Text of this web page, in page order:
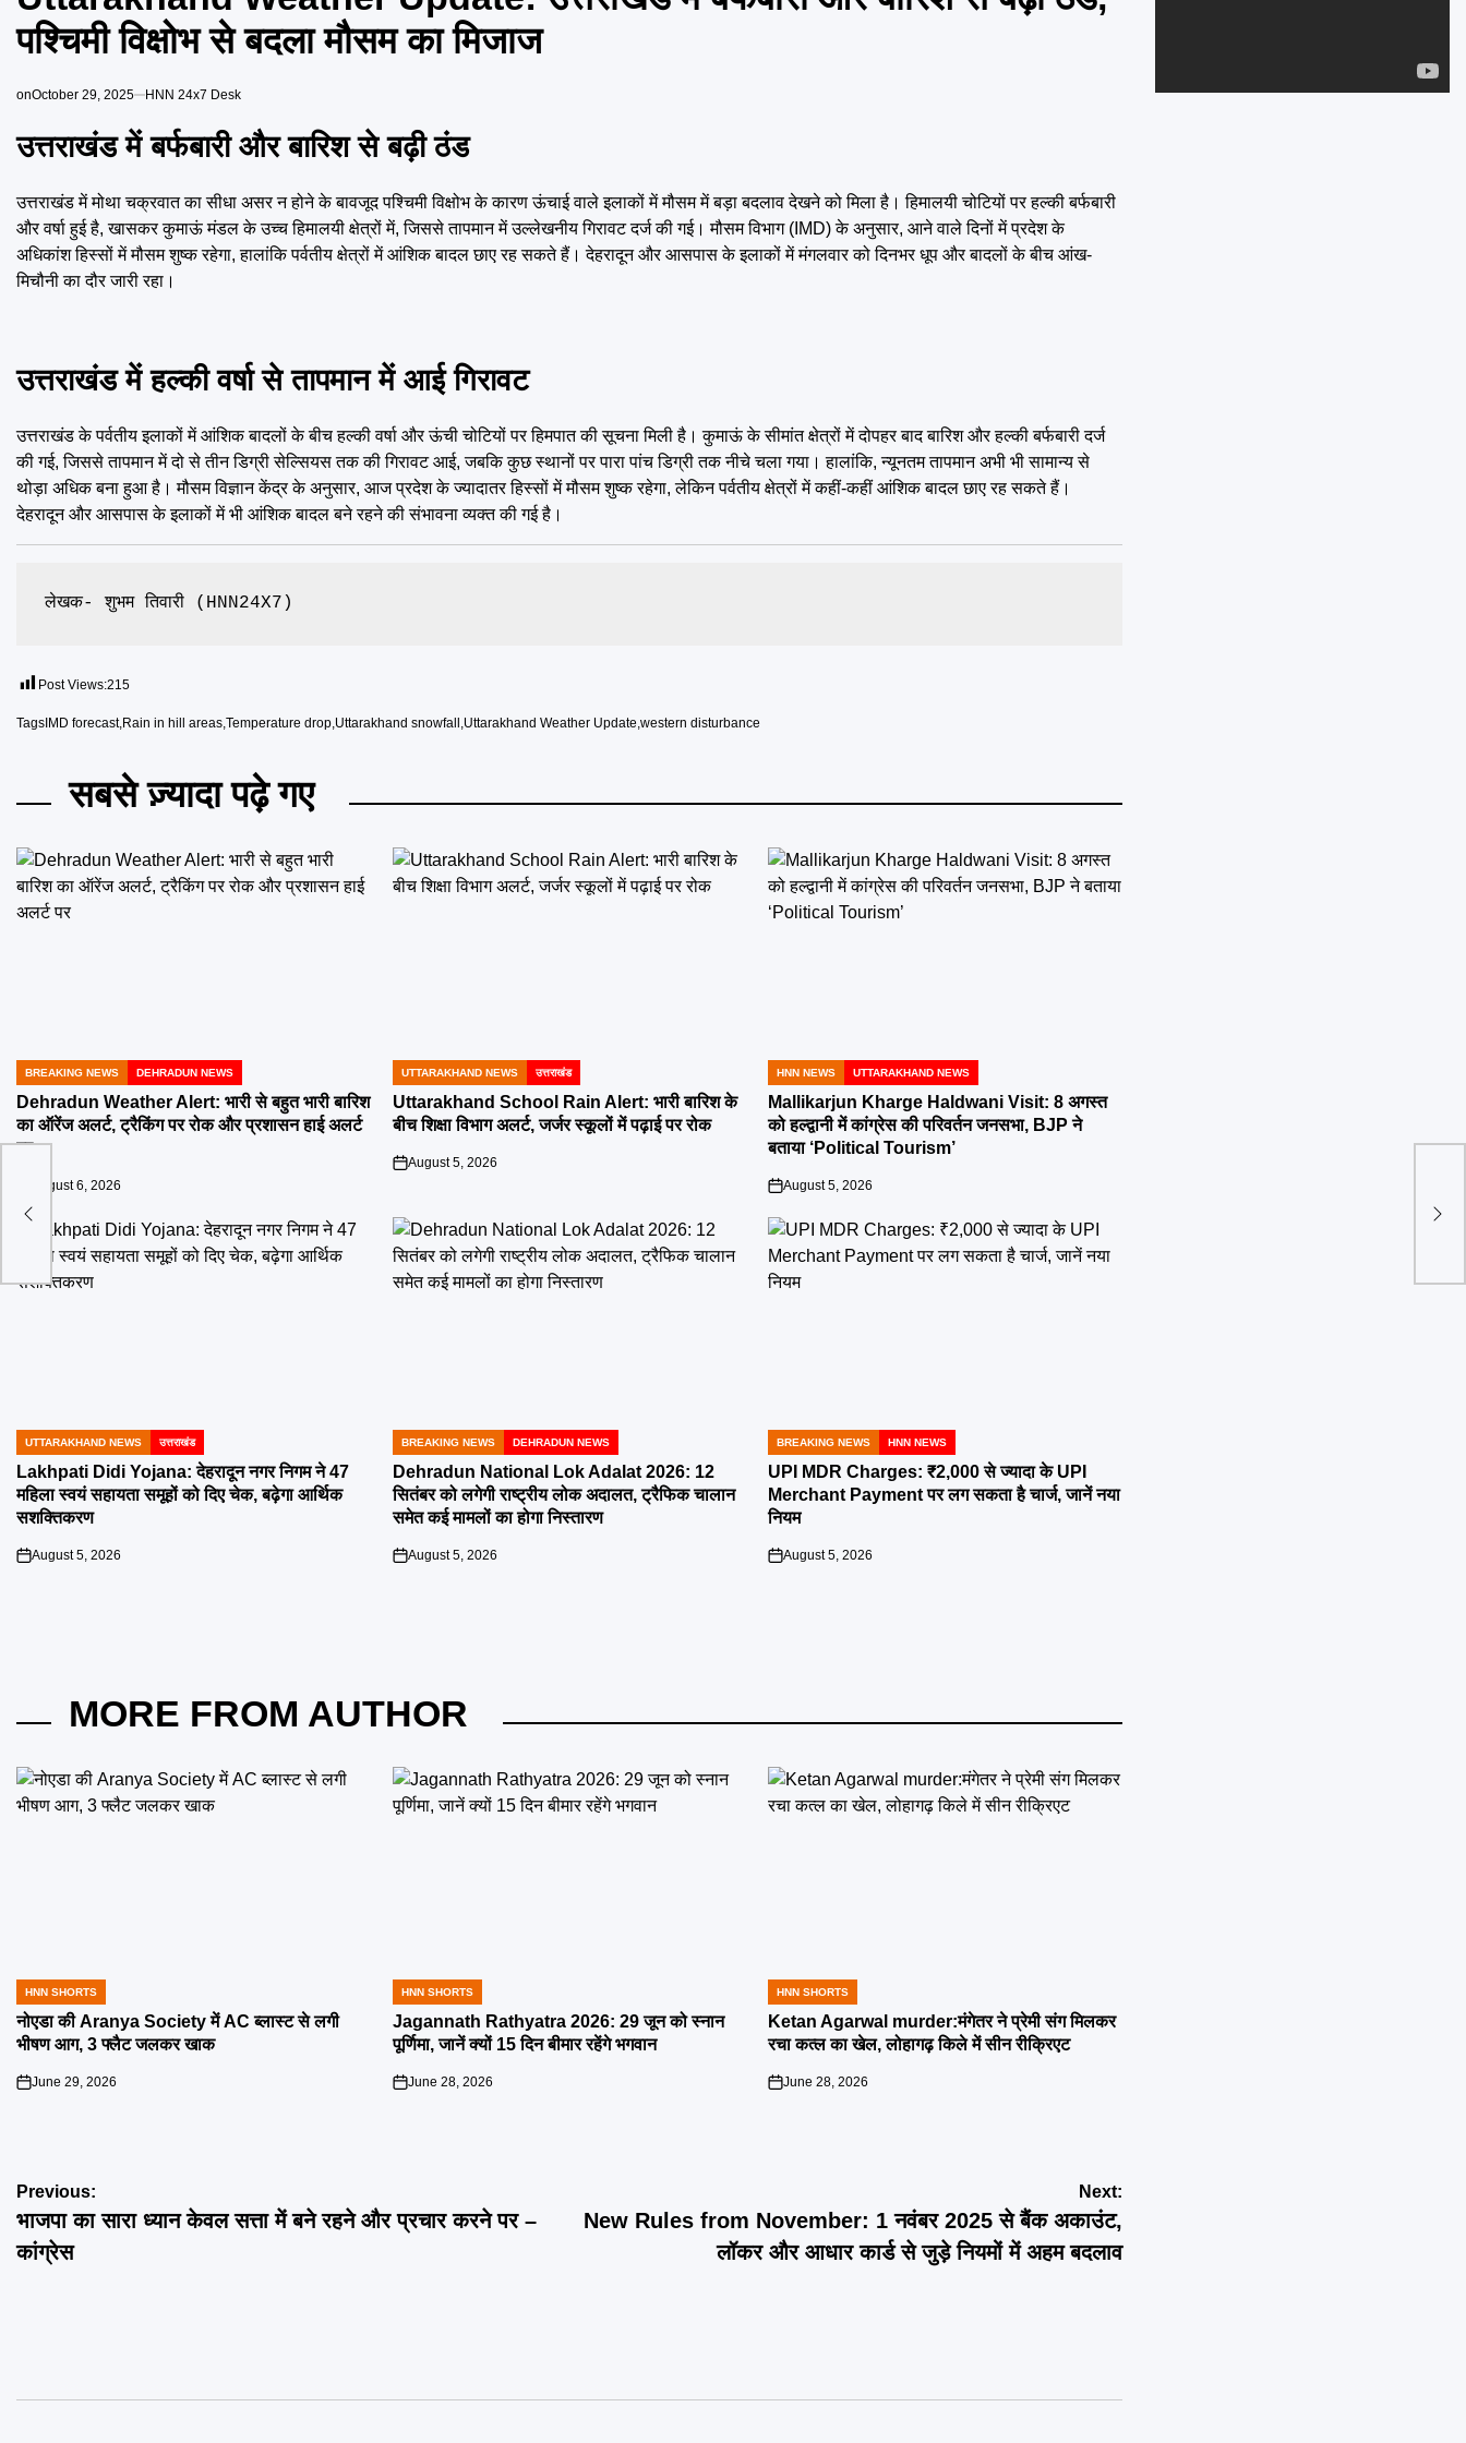
पश्चिमी विक्षोभ से बदला मौसम का मिजाज
onOctober 29, 2025 HNN 24x7 Desk
उत्तराखंड में बर्फबारी और बारिश से बढ़ी ठंड
उत्तराखंड में मोथा चक्रवात का सीधा असर न होने के बावजूद पश्चिमी विक्षोभ के कारण ऊंचाई वाले इलाकों में मौसम में बड़ा बदलाव देखने को मिला है। हिमालयी चोटियों पर हल्की बर्फबारी
और वर्षा हुई है, खासकर कुमाऊं मंडल के उच्च हिमालयी क्षेत्रों में, जिससे तापमान में उल्लेखनीय गिरावट दर्ज की गई। मौसम विभाग (IMD) के अनुसार, आने वाले दिनों में प्रदेश के
अधिकांश हिस्सों में मौसम शुष्क रहेगा, हालांकि पर्वतीय क्षेत्रों में आंशिक बादल छाए रह सकते हैं। देहरादून और आसपास के इलाकों में मंगलवार को दिनभर धूप और बादलों के बीच आंख-
मिचौनी का दौर जारी रहा।
उत्तराखंड में हल्की वर्षा से तापमान में आई गिरावट
उत्तराखंड के पर्वतीय इलाकों में आंशिक बादलों के बीच हल्की वर्षा और ऊंची चोटियों पर हिमपात की सूचना मिली है। कुमाऊं के सीमांत क्षेत्रों में दोपहर बाद बारिश और हल्की बर्फबारी दर्ज
की गई, जिससे तापमान में दो से तीन डिग्री सेल्सियस तक की गिरावट आई, जबकि कुछ स्थानों पर पारा पांच डिग्री तक नीचे चला गया। हालांकि, न्यूनतम तापमान अभी भी सामान्य से
थोड़ा अधिक बना हुआ है। मौसम विज्ञान केंद्र के अनुसार, आज प्रदेश के ज्यादातर हिस्सों में मौसम शुष्क रहेगा, लेकिन पर्वतीय क्षेत्रों में कहीं-कहीं आंशिक बादल छाए रह सकते हैं।
देहरादून और आसपास के इलाकों में भी आंशिक बादल बने रहने की संभावना व्यक्त की गई है।
लेखक- शुभम तिवारी (HNN24X7)
Post Views:215
TagsIMD forecast, Rain in hill areas Temperature drop Uttarakhand snowfall Uttarakhand Weather Update western disturbance
सबसे ज़्यादा पढ़े गए
POSTED
IN
BREAKING NEWS DEHRADUN NEWS
Dehradun Weather Alert: भारी से बहुत भारी बारिश
का ऑरेंज अलर्ट, ट्रैकिंग पर रोक और प्रशासन हाई अलर्ट
पर
August 6, 2026
POSTED
IN
UTTARAKHAND NEWS उत्तराखंड
Uttarakhand School Rain Alert: भारी बारिश के
बीच शिक्षा विभाग अलर्ट, जर्जर स्कूलों में पढ़ाई पर रोक
on
August 5, 2026
POSTED
IN
HNN NEWS UTTARAKHAND NEWS
Mallikarjun Kharge Haldwani Visit: 8 अगस्त
को हल्द्वानी में कांग्रेस की परिवर्तन जनसभा, BJP ने
बताया ‘Political Tourism’
on
August 5, 2026
POSTED
IN
UTTARAKHAND NEWS उत्तराखंड
Lakhpati Didi Yojana: देहरादून नगर निगम ने 47
महिला स्वयं सहायता समूहों को दिए चेक, बढ़ेगा आर्थिक
सशक्तिकरण
on
August 5, 2026
POSTED
IN
BREAKING NEWS DEHRADUN NEWS
Dehradun National Lok Adalat 2026: 12
सितंबर को लगेगी राष्ट्रीय लोक अदालत, ट्रैफिक चालान
समेत कई मामलों का होगा निस्तारण
on
August 5, 2026
POSTED
IN
BREAKING NEWS HNN NEWS
UPI MDR Charges: ₹2,000 से ज्यादा के UPI
Merchant Payment पर लग सकता है चार्ज, जानें नया
नियम
on
August 5, 2026
MORE FROM AUTHOR
POSTED
IN
HNN SHORTS
नोएडा की Aranya Society में AC ब्लास्ट से लगी
भीषण आग, 3 फ्लैट जलकर खाक
on
June 29, 2026
POSTED
IN
HNN SHORTS
Jagannath Rathyatra 2026: 29 जून को स्नान
पूर्णिमा, जानें क्यों 15 दिन बीमार रहेंगे भगवान
on
June 28, 2026
POSTED
IN
HNN SHORTS
Ketan Agarwal murder:मंगेतर ने प्रेमी संग मिलकर
रचा कत्ल का खेल, लोहागढ़ किले में सीन रीक्रिएट
on
June 28, 2026
Post
navigation
Previous:
भाजपा का सारा ध्यान केवल सत्ता में बने रहने और प्रचार करने पर –
कांग्रेस
Next:
New Rules from November: 1 नवंबर 2025 से बैंक अकाउंट,
लॉकर और आधार कार्ड से जुड़े नियमों में अहम बदलाव